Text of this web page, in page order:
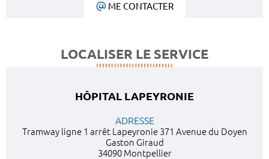
ME CONTACTER
LOCALISER LE SERVICE
HÔPITAL LAPEYRONIE
ADRESSE
Tramway ligne 1 arrêt Lapeyronie 371 Avenue du Doyen
Gaston Giraud
34090 Montpellier